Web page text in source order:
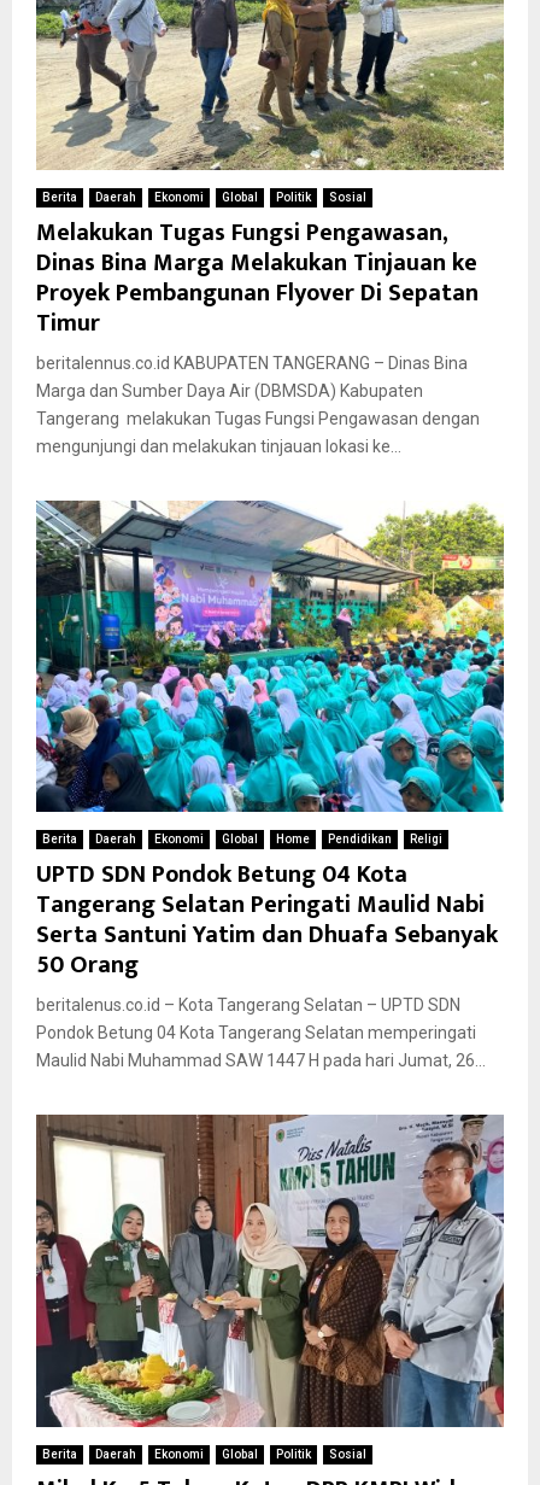
Berita Daerah Ekonomi Global Politik Sosial
Melakukan Tugas Fungsi Pengawasan,
Dinas Bina Marga Melakukan Tinjauan ke
Proyek Pembangunan Flyover Di Sepatan
Timur
beritalennus.co.id KABUPATEN TANGERANG – Dinas Bina
Marga dan Sumber Daya Air (DBMSDA) Kabupaten
Tangerang melakukan Tugas Fungsi Pengawasan dengan
mengunjungi dan melakukan tinjauan lokasi ke...
Berita Daerah Ekonomi Global Home Pendidikan Religi
UPTD SDN Pondok Betung 04 Kota
Tangerang Selatan Peringati Maulid Nabi
Serta Santuni Yatim dan Dhuafa Sebanyak
50 Orang
beritalenus.co.id – Kota Tangerang Selatan – UPTD SDN
Pondok Betung 04 Kota Tangerang Selatan memperingati
Maulid Nabi Muhammad SAW 1447 H pada hari Jumat, 26...
Berita Daerah Ekonomi Global Politik Sosial